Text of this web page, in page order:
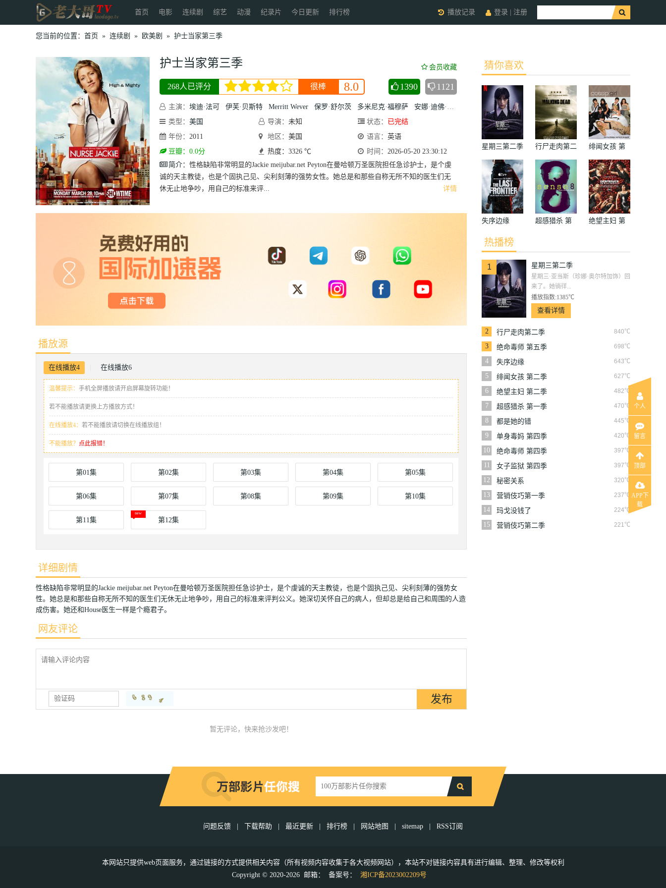
首页 电影 连续剧 综艺 动漫 纪录片 今日更新 排行榜 登录 注册
播放记录
您当前的位置： 首页 » 连续剧 » 欧美剧 » 护士当家第三季
护士当家第三季 会员收藏
268人已评分 很棒 8.0 1390 1121
主演： 埃迪·法可 伊芙·贝斯特 Merritt Wever 保罗·舒尔茨 多米尼克·福穆萨 安娜·迪佛·史密斯
彼得·费辛利
类型： 美国 导演： 未知 状态：
已完结
年份： 2011 地区： 美国 语言： 英语
豆瓣：0.0分
热度：3326 ℃ 时间： 2026-05-20 23:30:12
简介：
详情
性格缺陷非常明显的Jackie meijubar.net Peyton在曼哈顿万圣医院担任急诊护士，是个虔
诚的天主教徒，也是个固执己见、尖利刻薄的强势女性。她总是和那些自称无所不知的医生们无
休无止地争吵，用自己的标准来评...
播放源
在线播放4 在线播放6
温馨提示： 手机全屏播放请开启屏幕旋转功能！
若不能播放请更换上方播放方式！
在线播放4： 若不能播放请切换在线播放组！
不能播放？ 点此报错！
第01集 第02集 第03集 第04集 第05集
第06集 第07集 第08集 第09集 第10集
第11集 第12集
详细剧情
性格缺陷非常明显的Jackie meijubar.net Peyton在曼哈顿万圣医院担任急诊护士，是个虔诚的天主教徒，也是个固执己见、尖利刻薄的强势女
性。她总是和那些自称无所不知的医生们无休无止地争吵，用自己的标准来评判公义。她深切关怀自己的病人，但却总是给自己和周围的人造
成伤害。她还和House医生一样是个瘾君子。
网友评论
暂无评论，快来抢沙发吧！
猜你喜欢
星期三第二季
行尸走肉第二
季
绯闻女孩 第
二季
失序边缘
超感猎杀 第
绝望主妇 第
热播榜
1 星期三第二季
星期三·亚当斯（珍娜·奥尔特加饰）回
来了。她徜徉...
播放指数:1385℃
查看详情
2 840℃
行尸走肉第二季
3
698℃
绝命毒师 第五季
4
643℃
失序边缘
5
627℃
绯闻女孩 第二季
6
482℃
绝望主妇 第二季
7
470℃
超感猎杀 第一季
8
445℃
都是她的错
9
420℃
单身毒妈 第四季
10
397℃
绝命毒师 第四季
11
397℃
女子监狱 第四季
12
320℃
秘密关系
13
237℃
营销伎巧第一季
14
224℃
玛戈没钱了
15
221℃
营销伎巧第二季
问题反馈 | 下载帮助 | 最近更新 | 排行榜 | 网站地图 | sitemap | RSS订阅
本网站只提供web页面服务，通过链接的方式提供相关内容（所有视频内容收集于各大视频网站），本站不对链接内容具有进行编辑、整理、修改等权利
Copyright © 2020-2026 邮箱：
备案号： 湘ICP备2023002209号
个人
留言
顶部
APP下
载